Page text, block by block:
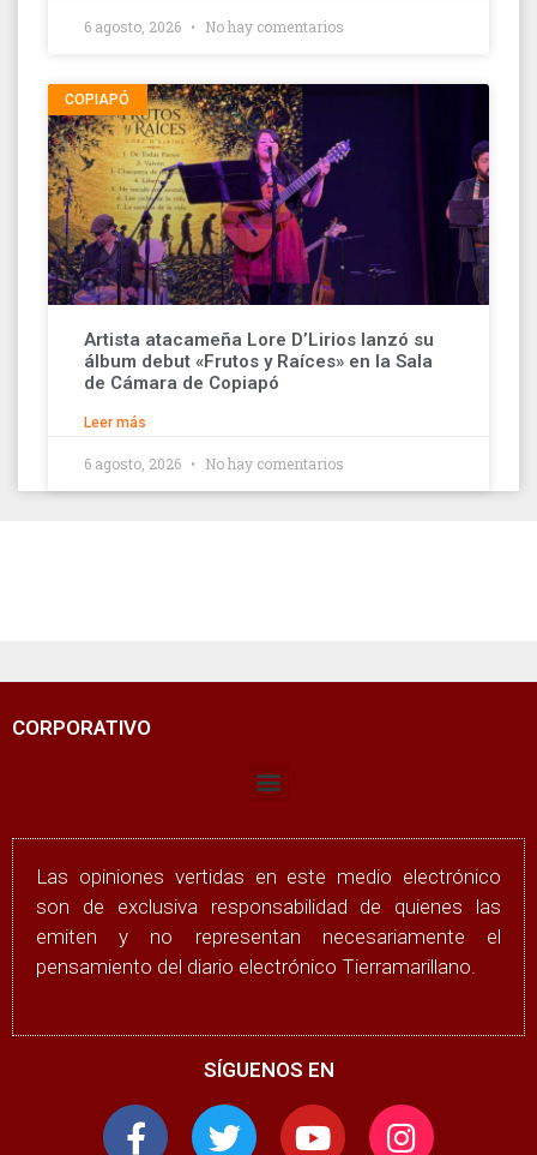
6 agosto, 2026 No hay comentarios
COPIAPÓ
Artista atacameña Lore D’Lirios lanzó su
álbum debut «Frutos y Raíces» en la Sala
de Cámara de Copiapó
Leer más
6 agosto, 2026 No hay comentarios
CORPORATIVO
Las opiniones vertidas en este medio electrónico
son de exclusiva responsabilidad de quienes las
emiten y no representan necesariamente el
pensamiento del diario electrónico Tierramarillano.
SÍGUENOS EN